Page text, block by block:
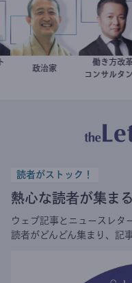
ト
小坂英二
政治家 新田
働き方
コンサル
読者がストック！
熱心な読者が集まる
ウェブ記事とニュースレタ
読者がどんどん集まり、記